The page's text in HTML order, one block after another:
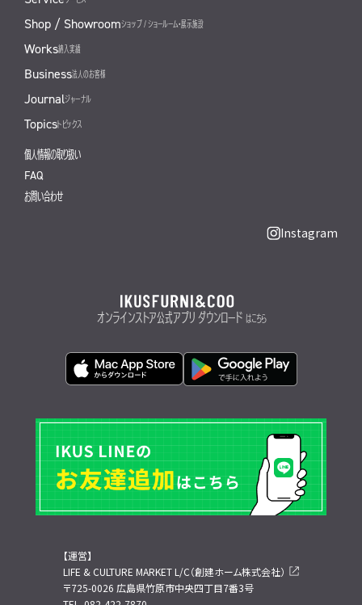
Shop / Showroomショップ / ショールーム・展示施設
Works納入実績
Business法人のお客様
Journalジャーナル
Topicsトピックス
個人情報の取り扱い
FAQ
お問い合わせ
Instagram
オンラインストア公式アプリ ダウンロード はこちら
【運営】
LIFE & CULTURE MARKET L/C（創建ホーム株式会社）
〒725-0026 広島県竹原市中央四丁目7番3号